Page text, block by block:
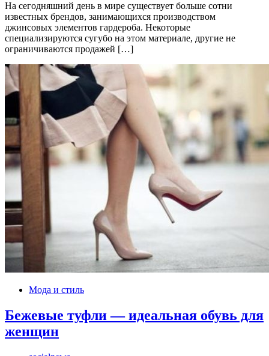
На сегодняшний день в мире существует больше сотни
известных брендов, занимающихся производством
джинсовых элементов гардероба. Некоторые
специализируются сугубо на этом материале, другие не
ограничиваются продажей […]
Мода и стиль
Бежевые туфли — идеальная обувь для
женщин